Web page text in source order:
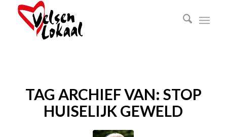
TAG ARCHIEF VAN: STOP
HUISELIJK GEWELD